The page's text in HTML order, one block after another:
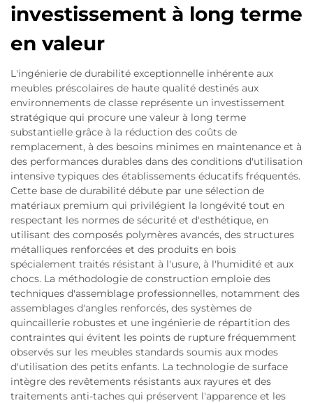
investissement à long terme
en valeur
L'ingénierie de durabilité exceptionnelle inhérente aux
meubles préscolaires de haute qualité destinés aux
environnements de classe représente un investissement
stratégique qui procure une valeur à long terme
substantielle grâce à la réduction des coûts de
remplacement, à des besoins minimes en maintenance et à
des performances durables dans des conditions d'utilisation
intensive typiques des établissements éducatifs fréquentés.
Cette base de durabilité débute par une sélection de
matériaux premium qui privilégient la longévité tout en
respectant les normes de sécurité et d'esthétique, en
utilisant des composés polymères avancés, des structures
métalliques renforcées et des produits en bois
spécialement traités résistant à l'usure, à l'humidité et aux
chocs. La méthodologie de construction emploie des
techniques d'assemblage professionnelles, notamment des
assemblages d'angles renforcés, des systèmes de
quincaillerie robustes et une ingénierie de répartition des
contraintes qui évitent les points de rupture fréquemment
observés sur les meubles standards soumis aux modes
d'utilisation des petits enfants. La technologie de surface
intègre des revêtements résistants aux rayures et des
traitements anti-taches qui préservent l'apparence et les